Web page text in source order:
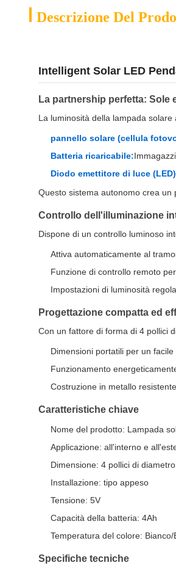
Descrizione Del
Intelligent Solar LED
La partnership perfetta: Sole
La luminosità della lampada
pannello solare (cellula
Batteria ricaricabile:
Diodo emettitore di luce
Questo sistema autonomo crea un
Controllo dell'illuminazione
Dispone di un controllo luminoso
Attiva automaticamente al
Funzione di controllo remoto
Impostazioni di luminosità
Progettazione compatta ed
Con un fattore di forma di 4 pollici
Dimensioni portatili per un
Funzionamento
Costruzione in metallo
Caratteristiche chiave
Nome del prodotto: Lampada
Applicazione: all'interno e
Dimensione: 4 pollici di diametro
Installazione: tipo appeso
Tensione: 5V
Capacità della batteria: 4Ah
Temperatura del colore:
Specifiche tecniche